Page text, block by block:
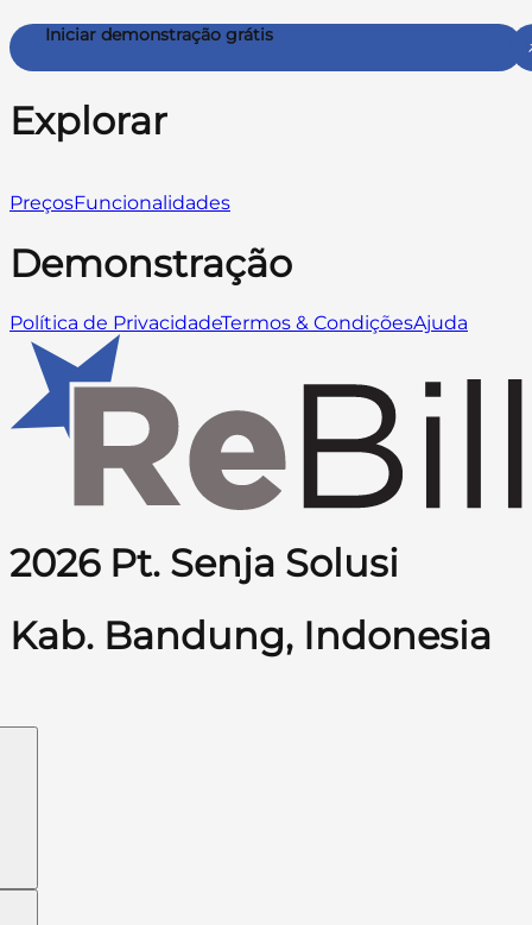
Iniciar demonstração grátis
Explorar
PreçosFuncionalidades
Demonstração
Política de PrivacidadeTermos & CondiçõesAjuda
2026 Pt. Senja Solusi
Kab. Bandung, Indonesia